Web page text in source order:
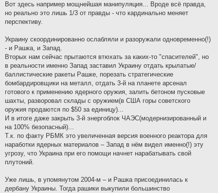
Вот здесь например мощнейшая манипуляция... Вроде всё правда,
но реально это лишь 1/3 от правды - что кардинально меняет
перспективу.
Украину скоординированно ослабляли и разоружали одновременно(!)
- и Рашка, и Запад.
Вторых нам сейчас прытаются втюхать за каких-то "спасителей", но
в реальности именно Запад заставил Украину отдать крылатые/
баллистические ракеты Рашке, порезать стратегические
бомбардировщики на металл, отдать 3-й на планете арсенал
готового к применению ядерного оружия, залить бетоном пусковые
шахты, разворовал склады с оружием(в США горы советского
оружия продаются по $50 за единицу)...
И в итоге даже закрыть 3-й энергоблок ЧАЭС(модернизированный и
на 100% безопасный)...
Т.к. по факту РБМК это увеличенная версия военного реактора для
наработки ядерных материалов – Запад в нём видел именно(!) эту
угрозу, что Украина при его помощи начнет нарабатывать свой
плутоний.
Уже лишь, в упомянутом 2004-м – и Рашка присоединилась к
дербану Украины. Тогда рашики выкупили большинство